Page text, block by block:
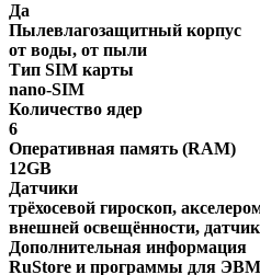
Да
Пылевлагозащитный корпус
от воды, от пыли
Тип SIM карты
nano-SIM
Количество ядер
6
Оперативная память (RAM)
12GB
Датчики
трёхосевой гироскоп,
внешней освещённости,
Дополнительная информация
RuStore и программы для